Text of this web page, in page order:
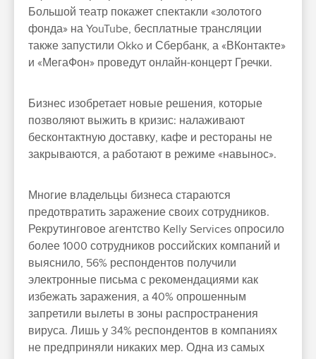
Большой театр покажет спектакли «золотого
фонда» на YouTube, бесплатные трансляции
также запустили Okko и Сбербанк, а «ВКонтакте»
и «МегаФон» проведут онлайн-концерт Гречки.
Бизнес изобретает новые решения, которые
позволяют выжить в кризис: налаживают
бесконтактную доставку, кафе и рестораны не
закрываются, а работают в режиме «навынос».
Многие владельцы бизнеса стараются
предотвратить заражение своих сотрудников.
Рекрутинговое агентство Kelly Services опросило
более 1000 сотрудников российских компаний и
выяснило, 56% респондентов получили
электронные письма с рекомендациями как
избежать заражения, а 40% опрошенным
запретили вылеты в зоны распространения
вируса. Лишь у 34% респондентов в компаниях
не предприняли никаких мер. Одна из самых